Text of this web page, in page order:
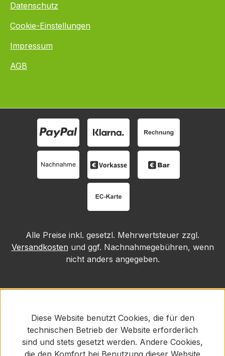
Datenschutz
Cookie-Einstellungen
Impressum
AGB
Alle Preise inkl. gesetzl. Mehrwertsteuer zzgl.
Versandkosten und ggf. Nachnahmegebühren, wenn
nicht anders angegeben.
Diese Website benutzt Cookies, die für den
technischen Betrieb der Website erforderlich
sind und stets gesetzt werden. Andere Cookies,
die den Komfort bei Benutzung dieser Website